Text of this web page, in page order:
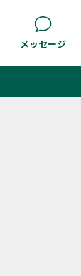
メッセージ